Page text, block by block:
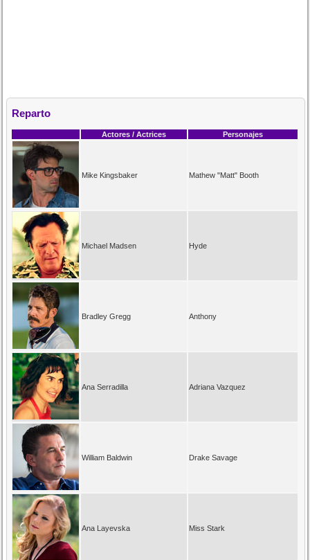
Reparto
Actores / Actrices Personajes
Mike Kingsbaker Mathew "Matt" Booth
Michael Madsen Hyde
Bradley Gregg Anthony
Ana Serradilla Adriana Vazquez
William Baldwin Drake Savage
Ana Layevska Miss Stark